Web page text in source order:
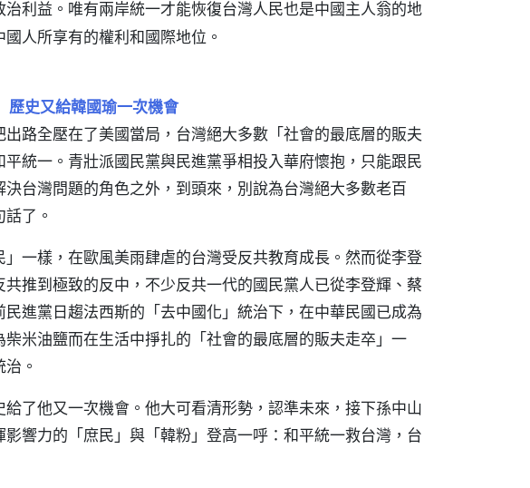
利益。唯有兩岸統一才能恢復台灣人民也是中國主人翁的地
人所享有的權利和國際地位。
歷史又給韓國瑜一次機會
路全壓在了美國當局，台灣絕大多數「社會的最底層的販夫
統一。青壯派國民黨與民進黨爭相投入華府懷抱，只能跟民
台灣問題的角色之外，到頭來，別說為台灣絕大多數老百
了。
一樣，在歐風美雨肆虐的台灣受反共教育成長。然而從李登
推到極致的反中，不少反共一代的國民黨人已從李登輝、蔡
進黨日趨法西斯的「去中國化」統治下，在中華民國已成為
柴米油鹽而在生活中掙扎的「社會的最底層的販夫走卒」一
。
了他又一次機會。他大可看清形勢，認準未來，接下孫中山
響力的「庶民」與「韓粉」登高一呼：和平統一救台灣，台